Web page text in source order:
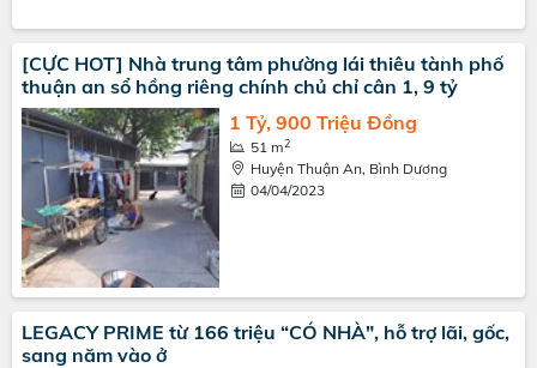
[CỰC HOT] Nhà trung tâm phường lái thiêu tành phố
thuận an sổ hồng riêng chính chủ chỉ cân 1, 9 tỷ
1 Tỷ, 900 Triệu Đồng
51 m2
Huyện Thuận An, Bình Dương
04/04/2023
LEGACY PRIME từ 166 triệu “CÓ NHÀ", hỗ trợ lãi, gốc,
sang năm vào ở